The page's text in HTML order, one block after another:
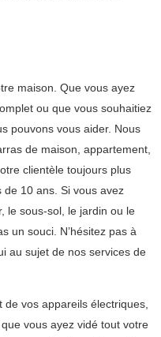
maison. Que vous ayez
ou que vous souhaitiez
pouvons vous aider. Nous
de maison, appartement,
clientèle toujours plus
10 ans. Si vous avez
le sous-sol, le jardin ou le
un souci. N’hésitez pas à
au sujet de nos services de
de vos appareils électriques,
vous ayez vidé tout votre